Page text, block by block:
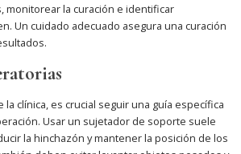
monitorear la curación e identificar
Un cuidado adecuado asegura una curación
la clínica, es crucial seguir una guía específica
Usar un sujetador de soporte suele
la hinchazón y mantener la posición de los